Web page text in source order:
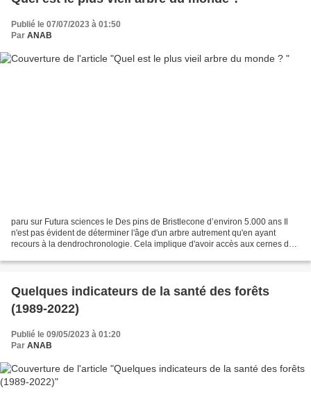
Publié le 07/07/2023 à 01:50
Par ANAB
paru sur Futura sciences le Des pins de Bristlecone d’environ 5.000 ans Il
n'est pas évident de déterminer l'âge d'un arbre autrement qu'en ayant
recours à la dendrochronologie. Cela implique d'avoir accès aux cernes de
Quelques indicateurs de la santé des forêts
(1989-2022)
Publié le 09/05/2023 à 01:20
Par ANAB